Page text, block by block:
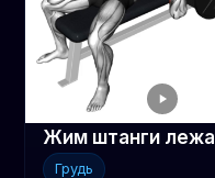
Жим штанги лежа
Грудь